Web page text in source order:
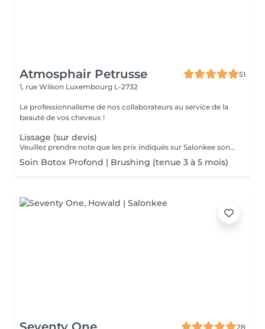
Atmosphair Petrusse
51
1, rue Wilson Luxembourg L-2732
Le professionnalisme de nos collaborateurs au service de la
beauté de vos cheveux !
Lissage (sur devis)
Veuillez prendre note que les prix indiqués sur Salonkee sont communiqués à titre informatif et s'entendent de base. Ces derniers sont susceptibles de varier selon le diagnostic réalisé à votre arrivée au salon et l'expertise du professionnel à qui vous confiez votre beauté. Dans tous les cas, un devis précis vous sera proposé et toutes réalisations de prestations seront effectuées avec votre accord. Un grand merci d'avance pour votre compréhension. Au plaisir de vous recevoir très vite.
Soin Botox Profond | Brushing (tenue 3 à 5 mois)
28